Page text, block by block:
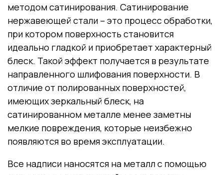
методом сатинирования. Сатинирование
нержавеющей стали – это процесс обработки,
при котором поверхность становится
идеально гладкой и приобретает характерный
блеск. Такой эффект получается в результате
направленного шлифования поверхности. В
отличие от полированных поверхностей,
имеющих зеркальный блеск, на
сатинированном металле менее заметны
мелкие повреждения, которые неизбежно
появляются во время эксплуатации.
Все надписи наносятся на металл с помощью